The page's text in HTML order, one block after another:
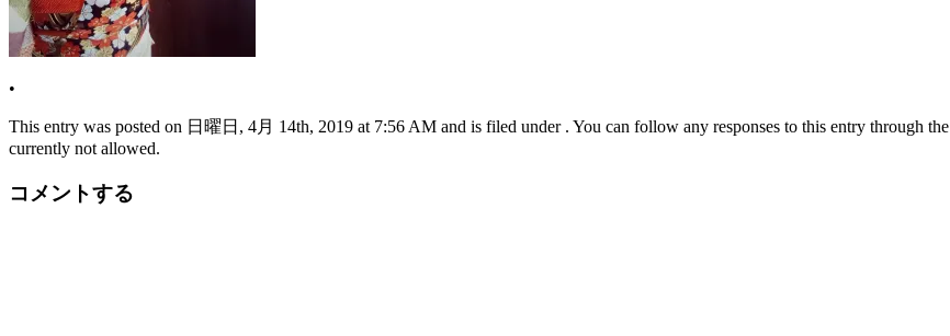
•
This entry was posted on 日曜日, 4月 14th, 2019 at 7:56 AM and is filed under . You can follow any responses to this entry through the
currently not allowed.
コメントする